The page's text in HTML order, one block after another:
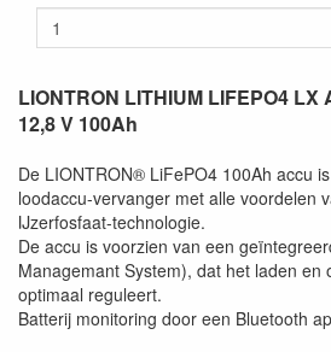
LIONTRON LITHIUM LIFEPO4 LX
12,8 V 100Ah
De LIONTRON® LiFePO4 100Ah accu
loodaccu-vervanger met alle voordelen
IJzerfosfaat-technologie.
De accu is voorzien van een
Managemant System), dat het laden en
optimaal reguleert.
Batterij monitoring door een Bluetooth